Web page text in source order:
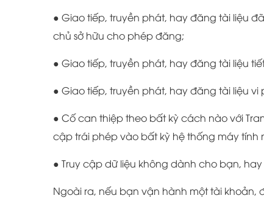
● Giao tiếp, truyền phát, hay đăng tài liệu
chủ sở hữu cho phép đăng;
● Giao tiếp, truyền phát, hay đăng tài liệu
● Giao tiếp, truyền phát, hay đăng tài liệu
● Cố can thiệp theo bất kỳ cách nào với
cập trái phép vào bất kỳ hệ thống máy tính
● Truy cập dữ liệu không dành cho bạn,
Ngoài ra, nếu bạn vận hành một tài khoản,